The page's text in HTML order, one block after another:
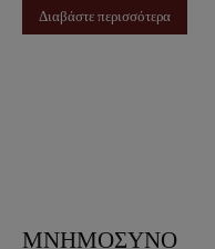
Διαβάστε περισσότερα
ΜΝΗΜΟΣΥΝΟ